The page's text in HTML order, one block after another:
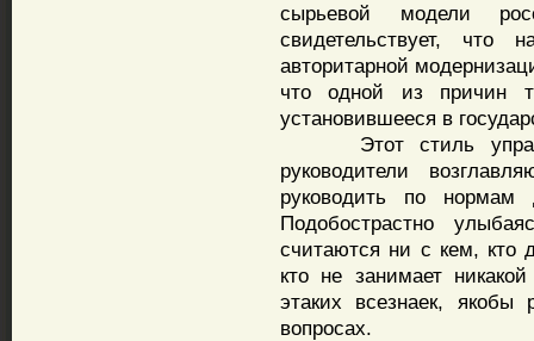
сырьевой модели
свидетельствует,
авторитарной
что одной из причин
установившееся в
Этот стиль
руководители
руководить по нормам
Подобострастно
считаются ни с кем, кто
кто не занимает
этаких всезнаек,
вопросах.